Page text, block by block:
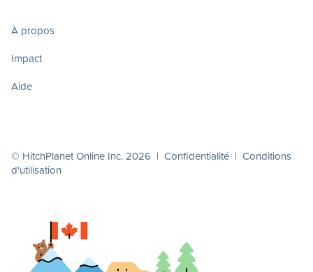
À propos
Impact
Aide
© HitchPlanet Online Inc. 2026 | Confidentialité | Conditions
d'utilisation